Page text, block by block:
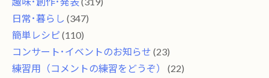
日常･暮らし (347)
簡単レシピ (110)
コンサート･イベントのお知らせ (23)
練習用（コメントの練習をどうぞ）
(22)